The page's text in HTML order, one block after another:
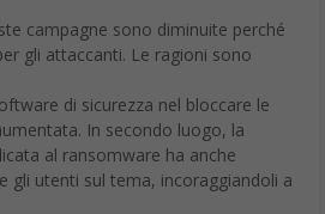
campagne sono diminuite perché
gli attaccanti. Le ragioni sono
di sicurezza nel bloccare le
In secondo luogo, la
al ransomware ha anche
gli utenti sul tema, incoraggiandoli a